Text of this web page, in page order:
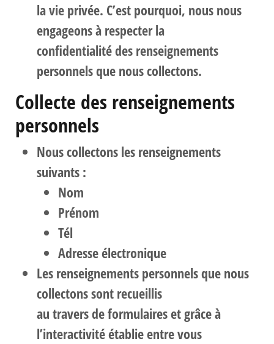
la vie privée. C’est pourquoi, nous nous
engageons à respecter la
confidentialité des renseignements
personnels que nous collectons.
Collecte des renseignements
personnels
Nous collectons les renseignements
suivants :
Nom
Prénom
Tél
Adresse électronique
Les renseignements personnels que nous
collectons sont recueillis
au travers de formulaires et grâce à
l’interactivité établie entre vous